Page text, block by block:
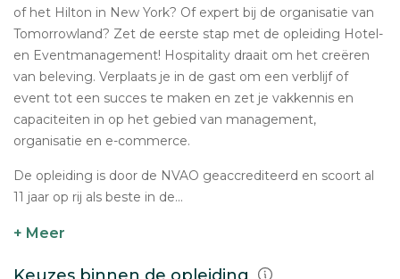
of het Hilton in New York? Of expert bij de organisatie van
Tomorrowland? Zet de eerste stap met de opleiding Hotel-
en Eventmanagement! Hospitality draait om het creëren
van beleving. Verplaats je in de gast om een verblijf of
event tot een succes te maken en zet je vakkennis en
capaciteiten in op het gebied van management,
organisatie en e-commerce.
De opleiding is door de NVAO geaccrediteerd en scoort al
11 jaar op rij als beste in de...
+ Meer